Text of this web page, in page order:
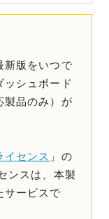
新版をいつで
ッシュボード
製品のみ）が
イセンス 」の
ンスは、本製
サービスで